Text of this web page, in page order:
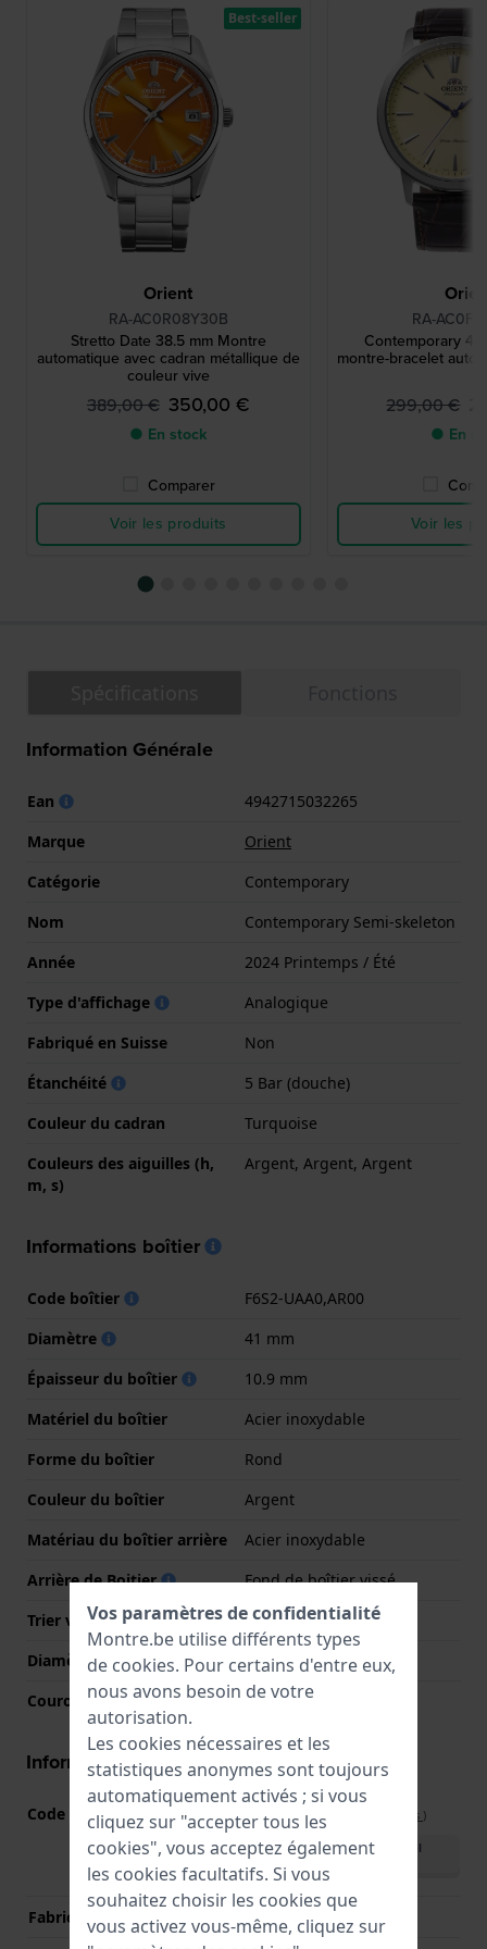
Orient
RA-AC0R08Y30B
Stretto Date 38.5 mm Montre
automatique avec cadran métallique de
couleur vive
389,00 € 350,00 €
● En stock
Comparer
Voir les produits
Best-seller
RA-
Contemporary
montre-bracelet
299,00 €
● En
Voir les
Information Générale
Ean
4942715032265
Marque
Orient
Catégorie
Contemporary
Nom
Contemporary Semi-skeleton
Année
2024 Printemps / Été
Type d'affichage
Analogique
Fabriqué en Suisse
Non
Étanchéité
5 Bar (douche)
Couleur du cadran
Turquoise
Couleurs des aiguilles (h,
m, s)
Argent, Argent, Argent
Informations boîtier
Code boîtier
F6S2-UAA0,AR00
Diamètre
41 mm
Épaisseur du boîtier
10.9 mm
Matériel du boîtier
Acier inoxydable
Forme du boîtier
Rond
Couleur du boîtier
Argent
Matériau du boîtier arrière
Acier inoxydable
Arrière de Boitier
Fond de boîtier vissé
Trier verre
Saphire
Diamètre du verre
34.50
Couronne
Couronne de tirer
Informations mouvement
Code Mouvement F6S22(Voir les spécifications )
Télécharger le manuel
Fabricant de mouvement
Seiko Instruments Inc.
Vos paramètres de confidentialité
Montre.be utilise différents types
de cookies. Pour certains d'entre eux,
nous avons besoin de votre
autorisation.
Les cookies nécessaires et les
statistiques anonymes sont toujours
automatiquement activés ; si vous
cliquez sur "accepter tous les
cookies", vous acceptez également
les cookies facultatifs. Si vous
souhaitez choisir les cookies que
vous activez vous-même, cliquez sur